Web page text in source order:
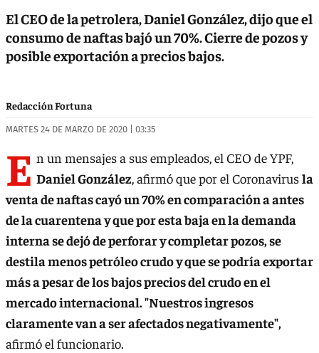
El CEO de la petrolera, Daniel González, dijo que el
consumo de naftas bajó un 70%. Cierre de pozos y
posible exportación a precios bajos.
Redacción Fortuna
MARTES 24 DE MARZO DE 2020 | 03:35
E n un mensajes a sus empleados, el CEO de YPF,
Daniel González, afirmó que por el Coronavirusla
venta de naftas cayó un 70% en comparación a antes
de la cuarentena y que por esta baja en la demanda
interna se dejó de perforar y completar pozos, se
destila menos petróleo crudo y que se podría exportar
más a pesar de los bajos precios del crudo en el
mercado internacional. "Nuestros ingresos
claramente van a ser afectados negativamente",
afirmó el funcionario.